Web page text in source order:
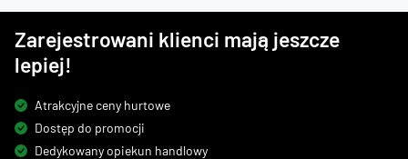
Zarejestrowani klienci mają jeszcze
lepiej!
Atrakcyjne ceny hurtowe
Dostęp do promocji
Dedykowany opiekun handlowy